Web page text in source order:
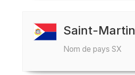
Saint-Martin
Nom de pays SX